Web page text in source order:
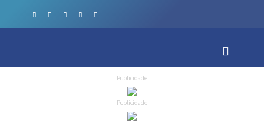
Publicidade
Publicidade